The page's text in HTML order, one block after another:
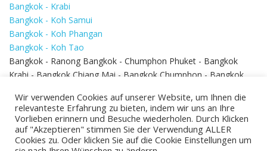
Bangkok - Krabi
Bangkok - Koh Samui
Bangkok - Koh Phangan
Bangkok - Koh Tao
Bangkok - Ranong Bangkok - Chumphon Phuket - Bangkok
Krabi - Bangkok Chiang Mai - Bangkok Chumphon - Bangkok
Bangkok - Hua Hin
Wir verwenden Cookies auf unserer Website, um Ihnen die
relevanteste Erfahrung zu bieten, indem wir uns an Ihre
Vorlieben erinnern und Besuche wiederholen. Durch Klicken
auf "Akzeptieren" stimmen Sie der Verwendung ALLER
Cookies zu. Oder klicken Sie auf die Cookie Einstellungen um